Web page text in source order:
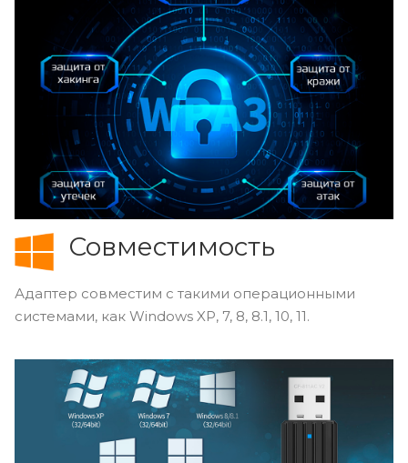
Совместимость
Адаптер совместим с такими операционными
системами, как Windows XP, 7, 8, 8.1, 10, 11.